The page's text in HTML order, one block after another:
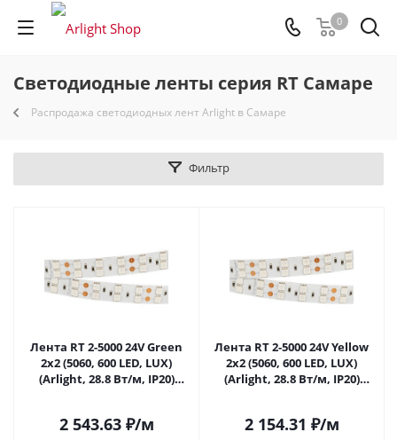
0
Светодиодные ленты серия RT Самаре
Распродажа светодиодных лент Arlight в Самаре
Фильтр
Лента RT 2-5000 24V Green
2x2 (5060, 600 LED, LUX)
(Arlight, 28.8 Вт/м, IP20)
2 543.63₽/м
Лента RT 2-5000 24V Yellow
2x2 (5060, 600 LED, LUX)
(Arlight, 28.8 Вт/м, IP20)
2 154.31 ₽/м